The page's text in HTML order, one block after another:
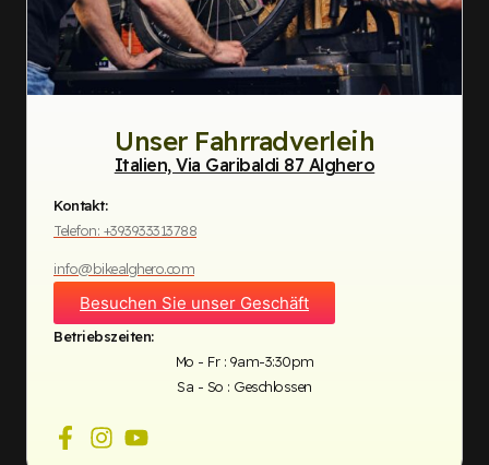
Unser Fahrradverleih
Italien, Via Garibaldi 87 Alghero
Kontakt:
Telefon: +393933313788
info@bikealghero.com
Besuchen Sie unser Geschäft
Betriebszeiten:
Mo - Fr : 9am-3:30pm
Sa - So : Geschlossen